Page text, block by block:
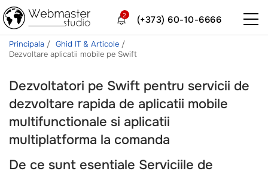
(+373) 60-10-6666
2
Principala
Ghid IT & Articole
Dezvoltare aplicatii mobile pe Swift
Dezvoltatori pe Swift pentru servicii de
dezvoltare rapida de aplicatii mobile
multifunctionale si aplicatii
multiplatforma la comanda
De ce sunt esentiale Serviciile de